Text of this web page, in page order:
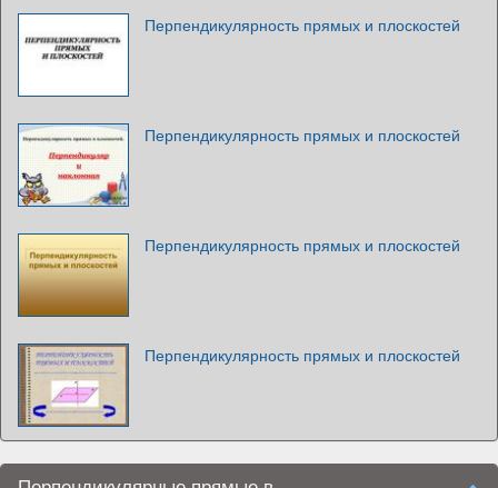
Перпендикулярность прямых и плоскостей
Перпендикулярность прямых и плоскостей
Перпендикулярность прямых и плоскостей
Перпендикулярность прямых и плоскостей